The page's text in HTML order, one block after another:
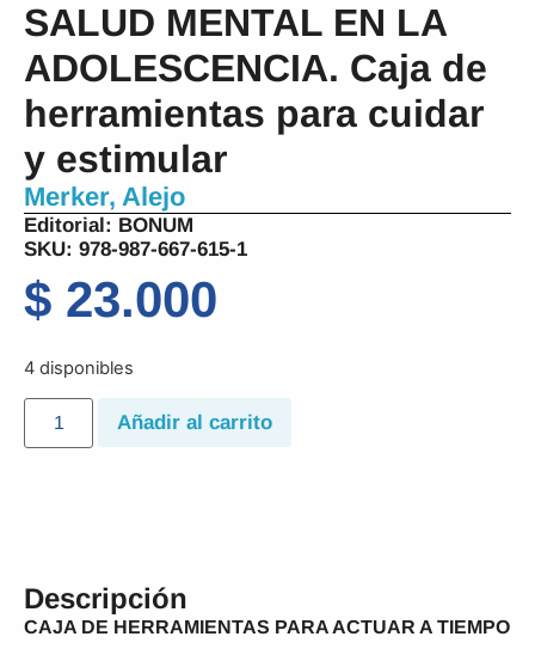
SALUD MENTAL EN LA
ADOLESCENCIA. Caja de
herramientas para cuidar
y estimular
Merker, Alejo
Editorial: BONUM
SKU: 978-987-667-615-1
$ 23.000
4 disponibles
Añadir al carrito
Descripción
CAJA DE HERRAMIENTAS PARA ACTUAR A TIEMPO